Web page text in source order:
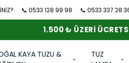
📞 0533 128 99 98 📞 0533 337 28
1.500 ₺ ÜZERI
KAYA TUZU &
TUZ